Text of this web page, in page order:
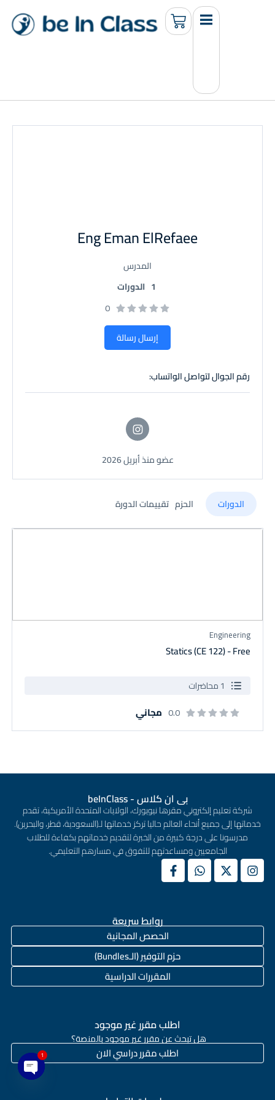
Eng Eman ElRefaee
المدرس
1 الدورات
0
إرسال رسالة
رقم الجوال لتواصل الواتساب:
عضو منذ أبريل 2026
الدورات الحزم تقييمات الدورة
Engineering
Statics (CE 122) - Free
1 محاضرات
0.0 مجاني
بى ان كلاس - beInClass
شركة تعليم إلكتروني مقرها نيويورك، الولايات المتحدة الأمريكية، تقدم
خدماتها إلى جميع أنحاء العالم حاليا تركز خدماتها لـ(السعودية، قطر، والبحرين).
مدرسونا على درجة كبيرة من الخبرة لتقديم خدماتهم بكفاءة للطلاب
الجامعيين ومساعدتهم للتفوق في مسارهم التعليمي.
روابط سريعة
الحصص المجانية
حزم التوفير (الـBundles)
المقررات الدراسية
اطلب مقرر غير موجود
هل تبحث عن مقرر غير موجود بالمنصة؟
اطلب مقرر دراسي الان 1